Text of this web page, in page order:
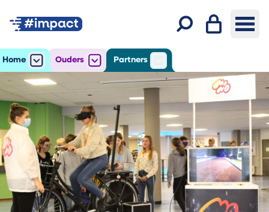
Inloggen
Home
Openhet submenu voor Home
Ouders
Openhet submenu voor Ouders
Partners
Openhet submenu voor